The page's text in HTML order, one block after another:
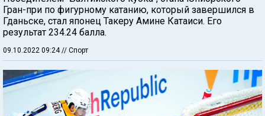
Гран-при по фигурному катанию, который завершился в
Гданьске, стал японец Такеру Амине Катаиси. Его
результат 234.24 балла.
09.10.2022 09:24 // Спорт